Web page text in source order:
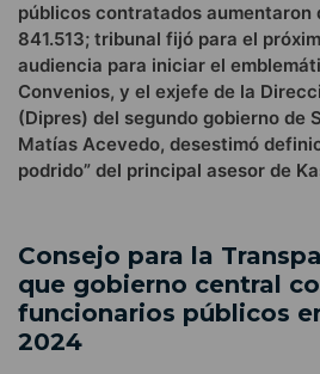
públicos contratados aumentaron
841.513; tribunal fijó para el
audiencia para iniciar el
Convenios, y el exjefe de la
(Dipres) del segundo gobierno de
Matías Acevedo, desestimó
podrido” del principal asesor de
Consejo para la
que gobierno central
funcionarios públicos
2024